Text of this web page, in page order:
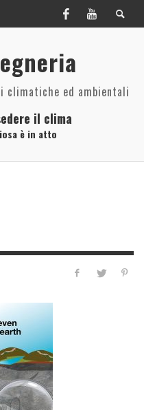
climatiche ed ambientali
il clima
è in atto